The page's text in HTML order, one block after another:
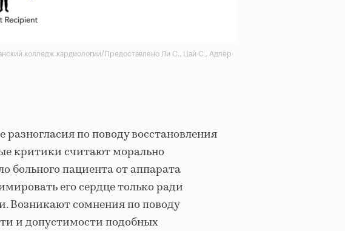
колледж кардиологии/Предоставлено Ли С., Цай С., Адлер
по поводу восстановления
критики считают морально
пациента от аппарата
его сердце только ради
Возникают сомнения по поводу
и допустимости подобных